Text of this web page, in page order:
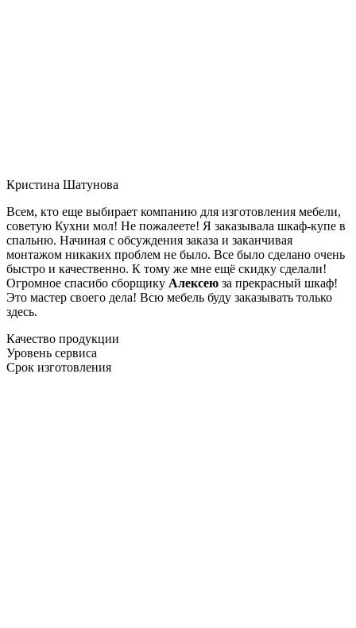
Кристина Шатунова
Всем, кто еще выбирает компанию для изготовления мебели,
советую Кухни мол! Не пожалеете! Я заказывала шкаф-купе в
спальню. Начиная с обсуждения заказа и заканчивая
монтажом никаких проблем не было. Все было сделано очень
быстро и качественно. К тому же мне ещё скидку сделали!
Огромное спасибо сборщику Алексею за прекрасный шкаф!
Это мастер своего дела! Всю мебель буду заказывать только
здесь.
Качество продукции
Уровень сервиса
Срок изготовления